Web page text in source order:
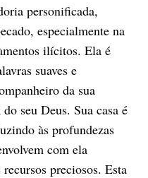
personificada,
especialmente na
ilícitos. Ela é
suaves e
da sua
seu Deus. Sua casa é
às profundezas
com ela
preciosos. Esta